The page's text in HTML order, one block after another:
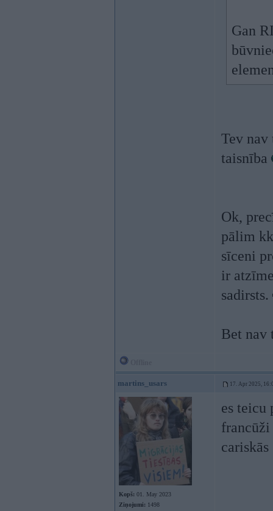
Gan
Tev nav
taisnība
Ok,
pālim
sīceni
ir
sadirsts.
Bet nav
martins_usars 17. Apr 2025,
Kopš: 01. May 2023
Ziņojumi: 1498
es teicu